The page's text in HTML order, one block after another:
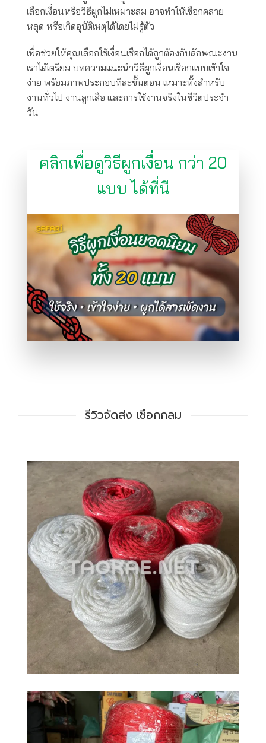
เลือกเงื่อนหรือวิธีผูกไม่เหมาะสม อาจทำให้เชือกคลาย
หลุด หรือเกิดอุบัติเหตุได้โดยไม่รู้ตัว
เพื่อช่วยให้คุณเลือกใช้เงื่อนเชือกได้ถูกต้องกับลักษณะงาน
เราได้เตรียม บทความแนะนำวิธีผูกเงื่อนเชือกแบบเข้าใจ
ง่าย พร้อมภาพประกอบทีละขั้นตอน เหมาะทั้งสำหรับ
งานทั่วไป งานลูกเสือ และการใช้งานจริงในชีวิตประจำ
วัน
คลิกเพื่อดูวิธีผูกเงื่อน กว่า 20
แบบ ได้ที่นี
รีวิวจัดส่ง เชือกกลม